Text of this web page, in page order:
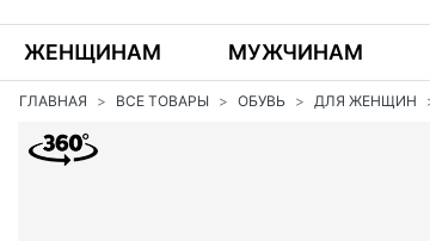
ЖЕНЩИНАМ МУЖЧИНАМ
ГЛАВНАЯ ВСЕ ТОВАРЫ ОБУВЬ ДЛЯ ЖЕНЩИН